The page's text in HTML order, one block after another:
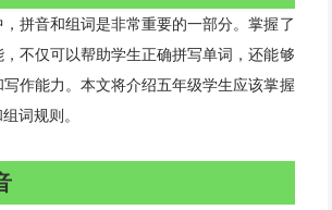
拼音和组词是非常重要的一部分。掌握了
不仅可以帮助学生正确拼写单词，还能够
作能力。本文将介绍五年级学生应该掌握
词规则。